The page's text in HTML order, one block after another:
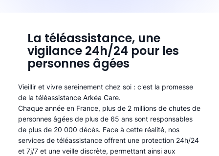
La téléassistance, une
vigilance 24h/24 pour les
personnes âgées
Vieillir et vivre sereinement chez soi : c'est la promesse
de la téléassistance Arkéa Care.
Chaque année en France, plus de 2 millions de chutes de
personnes âgées de plus de 65 ans sont responsables
de plus de 20 000 décès. Face à cette réalité, nos
services de téléassistance offrent une protection 24h/24
et 7j/7 et une veille discrète, permettant ainsi aux